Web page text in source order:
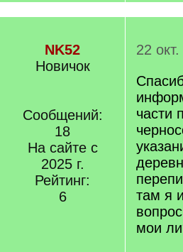
NK52
Новичок
Сообщений:
18
На сайте с
2025 г.
Рейтинг:
6
22
части
там я
мои